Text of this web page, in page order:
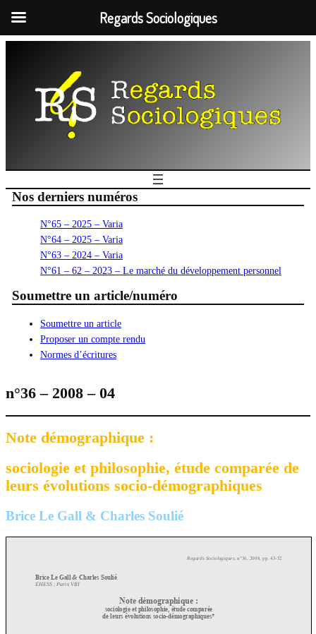
Nos derniers numéros
N°65 – 2025 – Varia
N°64 – 2025 – Varia
N°63 – 2024 – Varia
N°61 – 62 – 2023 – Le marché du développement personnel
Soumettre un article/numéro
Soumettre un article
Proposer un compte rendu
Normes d’écritures
n°36 – 2008 – 04
Note démographique :
sociologie et philosophie, étude comparée de
leurs évolutions socio-démographiques
Brice Le Gall & Charles Soulié
Regards Sociologiques